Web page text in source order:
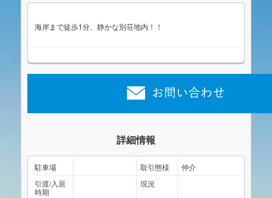
海岸まで徒歩1分、静かな別荘地内！！
詳細情報
駐車場 取引態様
仲介
引渡/入居
時期
現況